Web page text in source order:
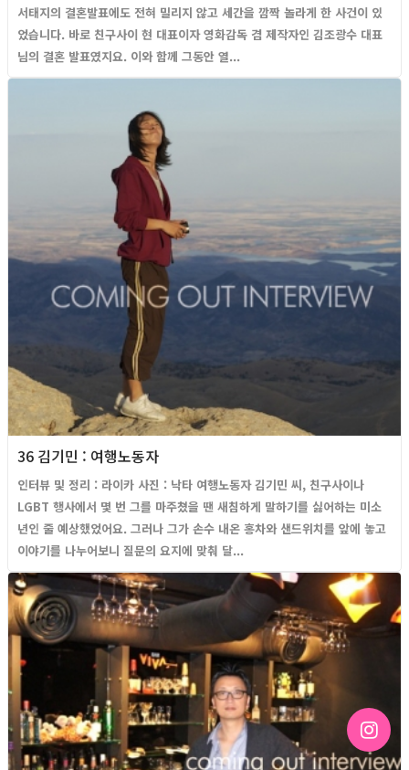
서태지의 결혼발표에도 전혀 밀리지 않고 세간을 깜짝 놀라게 한 사건이 있
었습니다. 바로 친구사이 현 대표이자 영화감독 겸 제작자인 김조광수 대표
님의 결혼 발표였지요. 이와 함께 그동안 열...
36 김기민 : 여행노동자
인터뷰 및 정리 : 라이카 사진 : 낙타 여행노동자 김기민 씨, 친구사이나
LGBT 행사에서 몇 번 그를 마주쳤을 땐 새침하게 말하기를 싫어하는 미소
년인 줄 예상했었어요. 그러나 그가 손수 내온 홍차와 샌드위치를 앞에 놓고
이야기를 나누어보니 질문의 요지에 맞춰 달...